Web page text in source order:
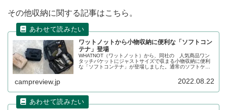
その他収納に関する記事はこちら。
ワットノットから小物収納に便利な「ソフトコン
テナ」登場
WHATNOT（ワットノット）から、同社の 人気商品ワン
タッチバケットにジャストサイズで収まる小物収納に便利
な「ソフトコンテナ」が登場しました。通常のソフトケー
す。2022年8月23日から発売です。詳細をレビューしま
campreview.jp 2022.08.22